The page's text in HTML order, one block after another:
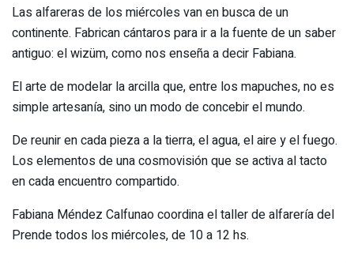
Las alfareras de los miércoles van en busca de un
continente. Fabrican cántaros para ir a la fuente de un saber
antiguo: el wizüm, como nos enseña a decir Fabiana.
El arte de modelar la arcilla que, entre los mapuches, no es
simple artesanía, sino un modo de concebir el mundo.
De reunir en cada pieza a la tierra, el agua, el aire y el fuego.
Los elementos de una cosmovisión que se activa al tacto
en cada encuentro compartido.
Fabiana Méndez Calfunao coordina el taller de alfarería del
Prende todos los miércoles, de 10 a 12 hs.